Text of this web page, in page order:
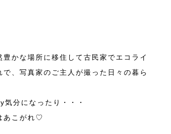
かな場所に移住して古民家でエコライ
、写真家のご主人が撮った日々の暮ら
分になったり・・・
あこがれ♡